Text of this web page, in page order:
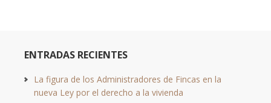
ENTRADAS RECIENTES
La figura de los Administradores de Fincas en la
nueva Ley por el derecho a la vivienda